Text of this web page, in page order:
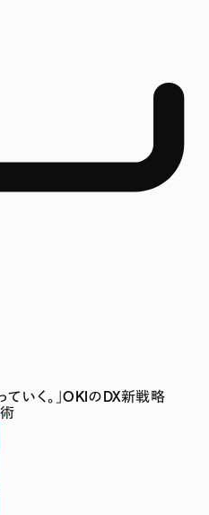
いく。」OKIのDX新戦略